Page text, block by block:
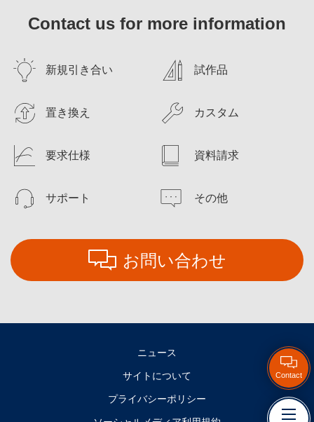
Contact
Contact us for more information
新規引き合い 試作品
置き換え カスタム
要求仕様 資料請求
サポート その他
お問い合わせ
ニュース
サイトについて
プライバシーポリシー